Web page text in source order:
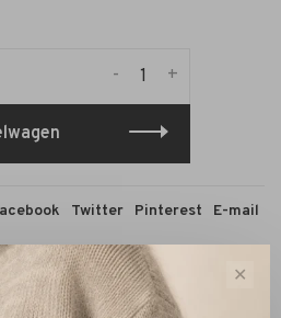
+
-
Twitter Pinterest E-mail
✕